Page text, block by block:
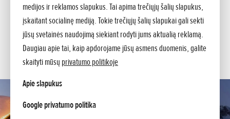
medijos ir reklamos slapukus. Tai apima trečiųjų šalių slapukus,
įskaitant socialinę mediją. Tokie trečiųjų šalių slapukai gali sekti
jūsų svetainės naudojimą siekiant rodyti jums aktualią reklamą.
Daugiau apie tai, kaip apdorojame jūsų asmens duomenis, galite
skaityti mūsų privatumo politikoje
Apie slapukus
Google privatumo politikaopens in a new tab
Pagalba perkant
Klauskite papildomos informacijos
PASIŪLYMAS
SERVISAS
KONTAKTAI